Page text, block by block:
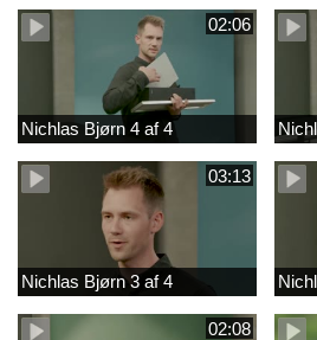
02:06
Nichlas Bjørn 4 af 4
03:13
Nichlas Bjørn 3 af 4
02:08